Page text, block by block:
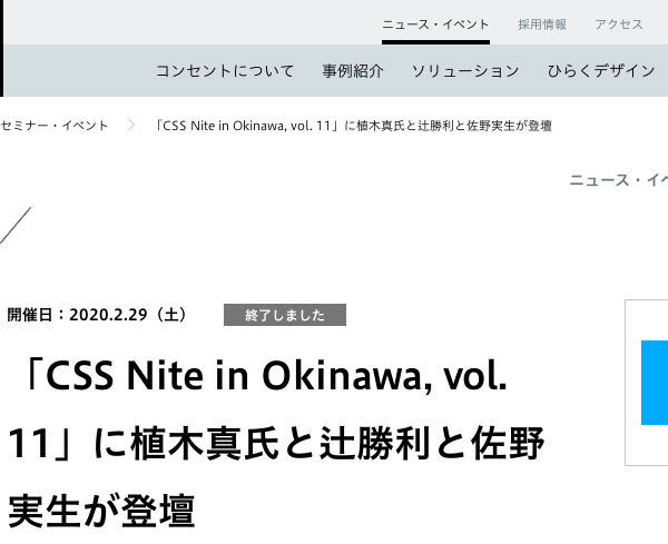
コンセントについて 事例紹介 ソリューション ひらくデザイン
ニュース・イベント 採用情報 アクセス
セミナー・イベント 「CSS Nite in Okinawa, vol. 11」に植木真氏と辻勝利と佐野実生が登壇
ニュース・イ
開催日：2020.2.29（土） 終了しました
「CSS Nite in Okinawa, vol.
11」に植木真氏と辻勝利と佐野
実生が登壇